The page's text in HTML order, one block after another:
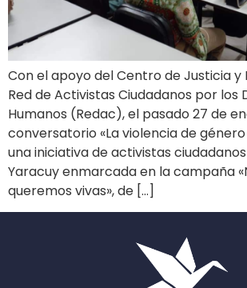
Con el apoyo del Centro de Justicia y
Red de Activistas Ciudadanos por los
Humanos (Redac), el pasado 27 de
conversatorio «La violencia de género
una iniciativa de activistas
Yaracuy enmarcada en la campaña
queremos vivas», de […]